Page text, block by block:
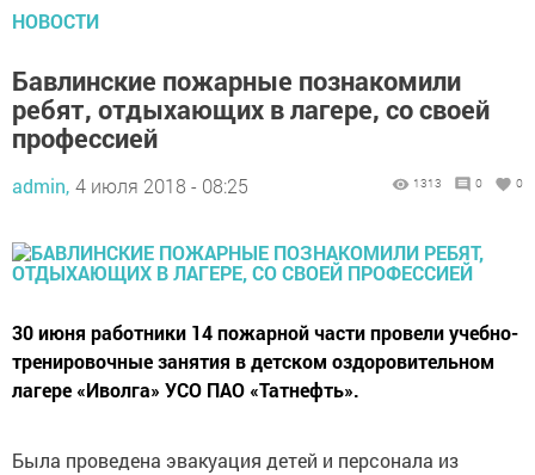
НОВОСТИ
Бавлинские пожарные познакомили
ребят, отдыхающих в лагере, со своей
профессией
admin, 4 июля 2018 - 08:25 1313 0 0
30 июня работники 14 пожарной части провели учебно-
тренировочные занятия в детском оздоровительном
лагере «Иволга» УСО ПАО «Татнефть».
Была проведена эвакуация детей и персонала из